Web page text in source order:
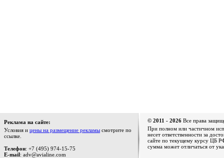
Реклама на сайте:
Условия и цены на размещение рекламы смотрите по
ссылке.
Телефон: +7 (495) 974-15-75
E-mail: adv@avialine.com
© 2011 - 2026 Все права
При полном или частичном
несет ответственности за
сайте по текущему курсу ЦБ
сумма может отличаться от